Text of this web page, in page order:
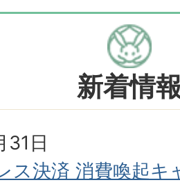
新着情
31日
ス決済 消費喚起キ